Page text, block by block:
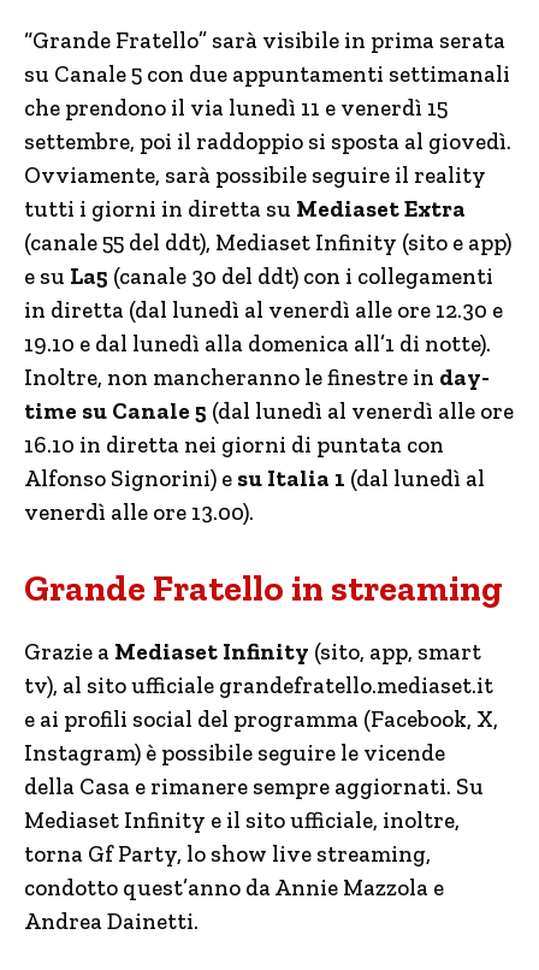
“Grande Fratello” sarà visibile in prima serata
su Canale 5 con due appuntamenti settimanali
che prendono il via lunedì 11 e venerdì 15
settembre, poi il raddoppio si sposta al giovedì.
Ovviamente, sarà possibile seguire il reality
tutti i giorni in diretta su Mediaset Extra
(canale 55 del ddt), Mediaset Infinity (sito e app)
e su La5 (canale 30 del ddt) con i collegamenti
in diretta (dal lunedì al venerdì alle ore 12.30 e
19.10 e dal lunedì alla domenica all’1 di notte).
Inoltre, non mancheranno le finestre in day-
time su Canale 5 (dal lunedì al venerdì alle ore
16.10 in diretta nei giorni di puntata con
Alfonso Signorini) e su Italia 1 (dal lunedì al
venerdì alle ore 13.00).
Grande Fratello in streaming
Grazie a Mediaset Infinity (sito, app, smart
tv), al sito ufficiale grandefratello.mediaset.it
e ai profili social del programma (Facebook, X,
Instagram) è possibile seguire le vicende
della Casa e rimanere sempre aggiornati. Su
Mediaset Infinity e il sito ufficiale, inoltre,
torna Gf Party, lo show live streaming,
condotto quest’anno da Annie Mazzola e
Andrea Dainetti.